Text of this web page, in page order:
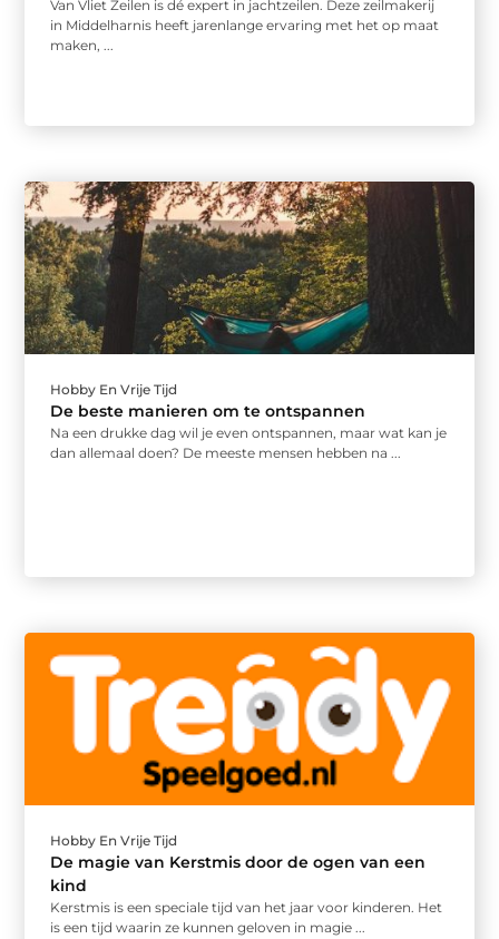
Van Vliet Zeilen is dé expert in jachtzeilen. Deze zeilmakerij
in Middelharnis heeft jarenlange ervaring met het op maat
maken, ...
Hobby En Vrije Tijd
De beste manieren om te ontspannen
Na een drukke dag wil je even ontspannen, maar wat kan je
dan allemaal doen? De meeste mensen hebben na ...
Hobby En Vrije Tijd
De magie van Kerstmis door de ogen van een
kind
Kerstmis is een speciale tijd van het jaar voor kinderen. Het
is een tijd waarin ze kunnen geloven in magie ...